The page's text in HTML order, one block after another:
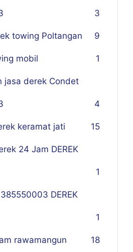
3
towing Poltangan 9
mobil 1
jasa derek Condet
4
keramat jati 15
24 Jam DEREK
1
DEREK
1
rawamangun 18